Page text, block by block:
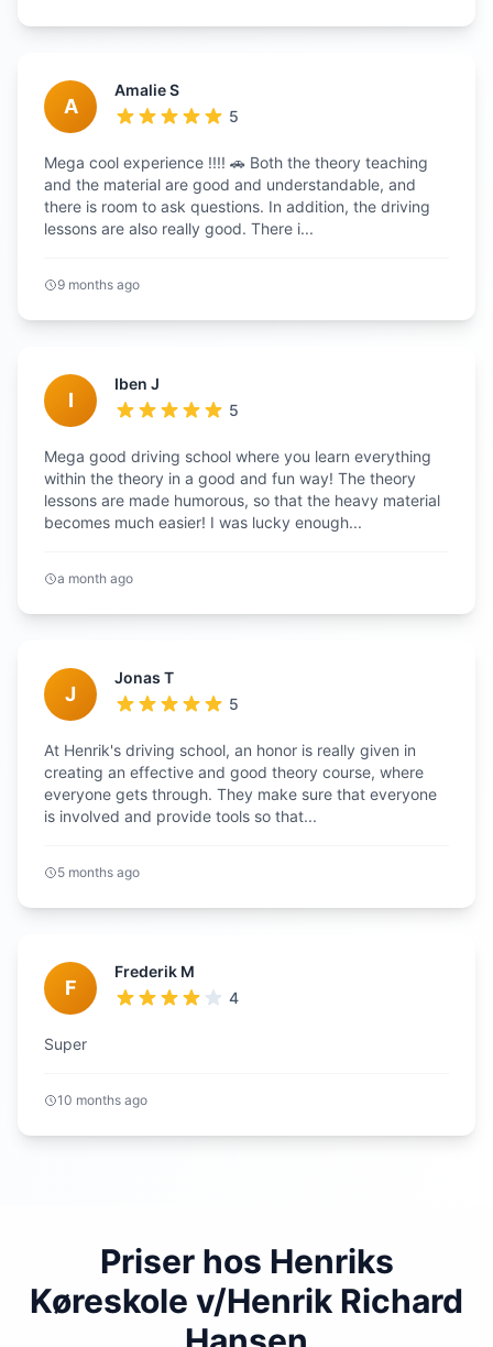
A
Amalie S
5
Mega cool experience !!!! 🚗 Both the theory teaching
and the material are good and understandable, and
there is room to ask questions. In addition, the driving
lessons are also really good. There i...
9 months ago
I
Iben J
5
Mega good driving school where you learn everything
within the theory in a good and fun way! The theory
lessons are made humorous, so that the heavy material
becomes much easier! I was lucky enough...
a month ago
J
Jonas T
5
At Henrik's driving school, an honor is really given in
creating an effective and good theory course, where
everyone gets through. They make sure that everyone
is involved and provide tools so that...
5 months ago
F
Frederik M
4
Super
10 months ago
Priser hos Henriks
Køreskole v/Henrik Richard